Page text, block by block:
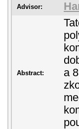
Advisor:
Abstract:
a